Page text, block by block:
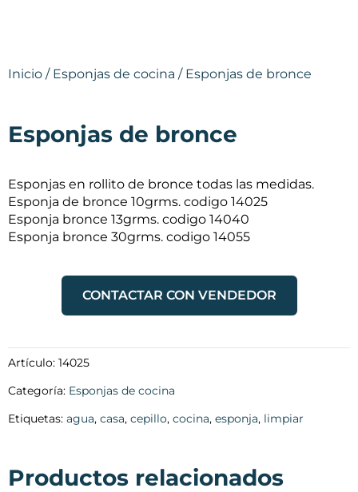
Inicio / Esponjas de cocina / Esponjas de bronce
Esponjas de bronce
Esponjas en rollito de bronce todas las medidas.
Esponja de bronce 10grms. codigo 14025
Esponja bronce 13grms. codigo 14040
Esponja bronce 30grms. codigo 14055
CONTACTAR CON VENDEDOR
Artículo: 14025
Categoría: Esponjas de cocina
Etiquetas: agua, casa, cepillo, cocina, esponja, limpiar
Productos relacionados